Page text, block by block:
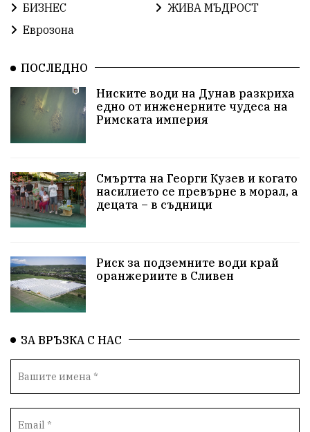
България2025
ИкономикаНаСъпротивата УрсулаФонДерЛайен
ПетърПетров
Технологии НародноСъбрание
ПравоваДържава Варна Родителство
ПътнаБезопасност Магнитски Санкции
ОколнаСреда
Общност ИсторическиПарк ВоенноВреме
Космос ВоднаКриза Вода Мир
Безопастност
БИЗНЕС
ЖИВА МЪДРОСТ
Еврозона
ПОСЛЕДНО
Ниските води на Дунав разкриха
едно от инженерните чудеса на
Римската империя
Смъртта на Георги Кузев и когато
насилието се превърне в морал, а
децата – в съдници
Риск за подземните води край
оранжериите в Сливен
ЗА ВРЪЗКА С НАС